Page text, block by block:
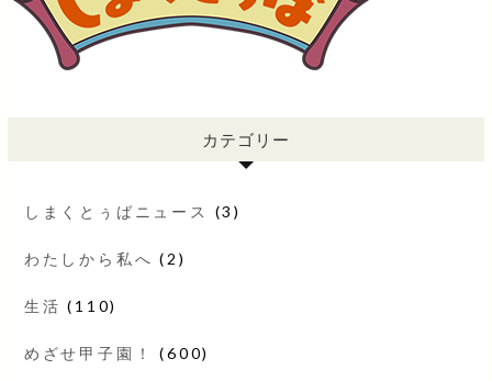
カテゴリー
しまくとぅばニュース (3)
わたしから私へ (2)
生活 (110)
めざせ甲子園！ (600)